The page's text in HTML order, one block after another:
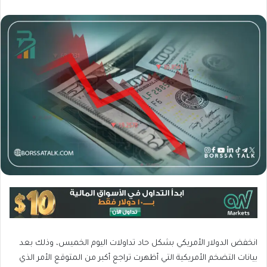
انخفض الدولار الأمريكي بشكل حاد تداولات اليوم الخميس، وذلك بعد
بيانات التضخم الأمريكية التي أظهرت تراجع أكبر من المتوقع الأمر الذي